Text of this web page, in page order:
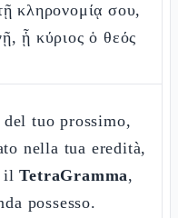
κληρονομίᾳ σου,
ᾗ κύριος ὁ θεός
del tuo prossimo,
nella tua eredità,
ilTetraGramma,
possesso.